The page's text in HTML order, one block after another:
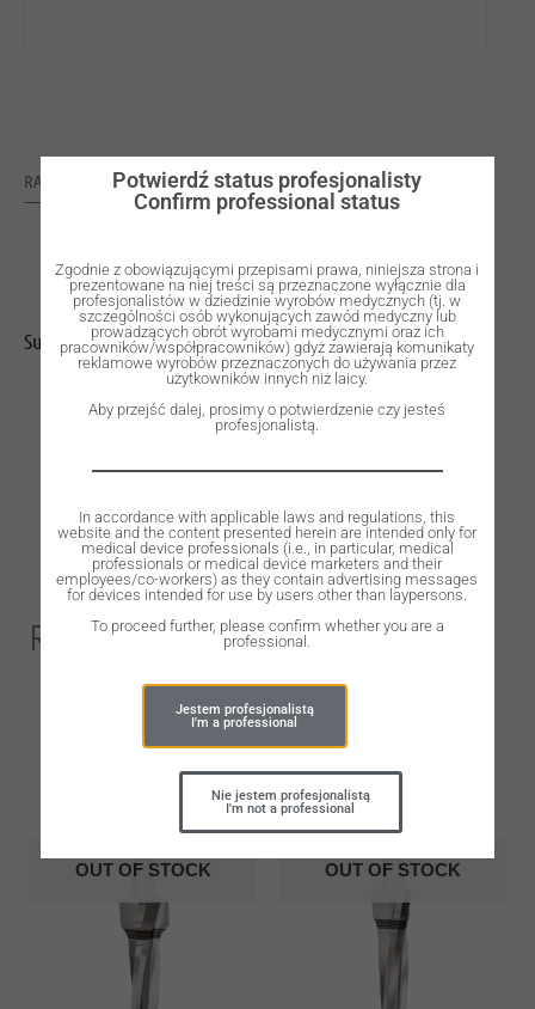
RATING: 0
Surgical cassette, taps, R.
Related Products
OUT OF STOCK OUT OF STOCK
Potwierdź status profesjonalisty
Confirm professional status
Zgodnie z obowiązującymi przepisami prawa, niniejsza strona i
prezentowane na niej treści są przeznaczone wyłącznie dla
profesjonalistów w dziedzinie wyrobów medycznych (tj. w
szczególności osób wykonujących zawód medyczny lub
prowadzących obrót wyrobami medycznymi oraz ich
pracowników/współpracowników) gdyż zawierają komunikaty
reklamowe wyrobów przeznaczonych do używania przez
użytkowników innych niż laicy.
Aby przejść dalej, prosimy o potwierdzenie czy jesteś
profesjonalistą.
In accordance with applicable laws and regulations, this
website and the content presented herein are intended only for
medical device professionals (i.e., in particular, medical
professionals or medical device marketers and their
employees/co-workers) as they contain advertising messages
for devices intended for use by users other than laypersons.
To proceed further, please confirm whether you are a
professional.
Jestem profesjonalistą
I'm a professional
Nie jestem profesjonalistą
I'm not a professional